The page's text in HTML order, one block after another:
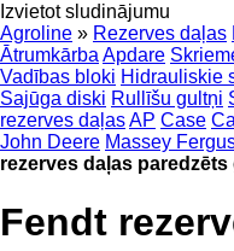
Izvietot sludinājumu
Agroline » Rezerves daļas
Ātrumkārba Apdare
Vadības bloki Hidrauliskie
Sajūga diski Rullīšu gultņi
rezerves daļasAP Case
John Deere Massey
rezerves daļas
Fendt